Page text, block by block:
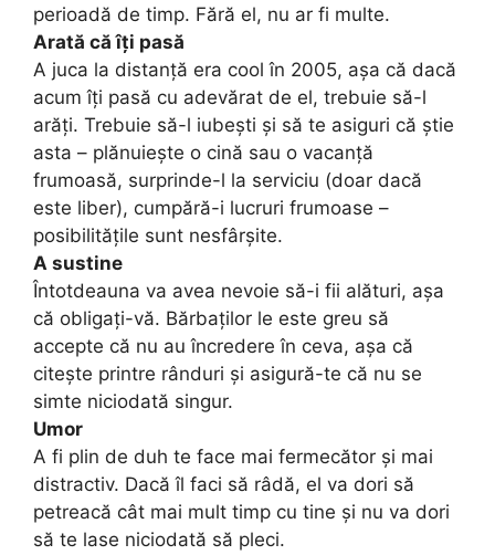
perioadă de timp. Fără el, nu ar fi multe.
Arată că îți pasă
A juca la distanță era cool în 2005, așa că dacă
acum îți pasă cu adevărat de el, trebuie să-l
arăți. Trebuie să-l iubești și să te asiguri că știe
asta – plănuiește o cină sau o vacanță
frumoasă, surprinde-l la serviciu (doar dacă
este liber), cumpără-i lucruri frumoase –
posibilitățile sunt nesfârșite.
A sustine
Întotdeauna va avea nevoie să-i fii alături, așa
că obligați-vă. Bărbaților le este greu să
accepte că nu au încredere în ceva, așa că
citește printre rânduri și asigură-te că nu se
simte niciodată singur.
Umor
A fi plin de duh te face mai fermecător și mai
distractiv. Dacă îl faci să râdă, el va dori să
petreacă cât mai mult timp cu tine și nu va dori
să te lase niciodată să pleci.